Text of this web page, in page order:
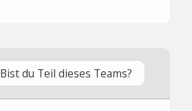
Bist du Teil dieses Teams?